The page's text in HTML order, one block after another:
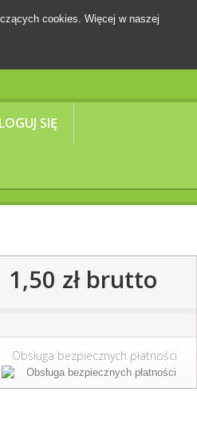
SIĘ
cookies. Więcej w naszej
1,50 złbrutto
Obsługa bezpiecznych płatności